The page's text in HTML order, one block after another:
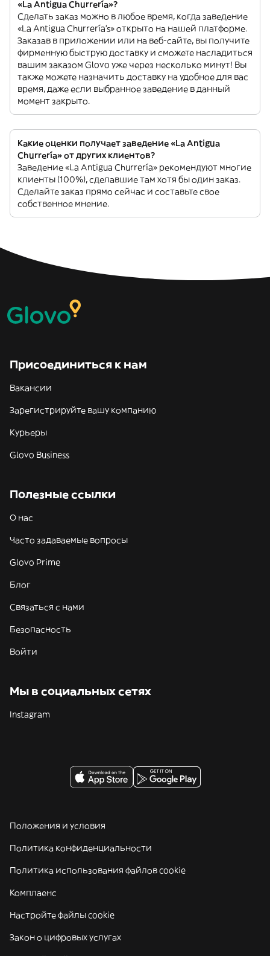
«La Antigua Churrería»?
Сделать заказ можно в любое время, когда заведение
«La Antigua Churrería’s» открыто на нашей платформе.
Заказав в приложении или на веб-сайте, вы получите
фирменную быструю доставку и сможете насладиться
вашим заказом Glovo уже через несколько минут! Вы
также можете назначить доставку на удобное для вас
время, даже если выбранное заведение в данный
момент закрыто.
Какие оценки получает заведение «La Antigua
Churrería» от других клиентов?
Заведение «La Antigua Churrería» рекомендуют многие
клиенты (100%), сделавшие там хотя бы один заказ.
Сделайте заказ прямо сейчас и составьте свое
собственное мнение.
Присоединиться к нам
Вакансии
Зарегистрируйте вашу компанию
Курьеры
Glovo Business
Полезные ссылки
О нас
Часто задаваемые вопросы
Glovo Prime
Блог
Связаться с нами
Безопасность
Войти
Мы в социальных сетях
Instagram
Положения и условия
Политика конфиденциальности
Политика использования файлов cookie
Комплаенс
Настройте файлы cookie
Закон о цифровых услугах